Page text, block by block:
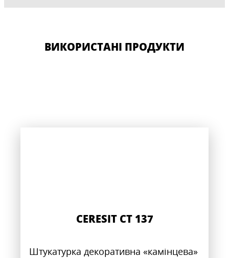
ВИКОРИСТАНІ ПРОДУКТИ
CERESIT CT 137
Штукатурка декоративна «камінцева»